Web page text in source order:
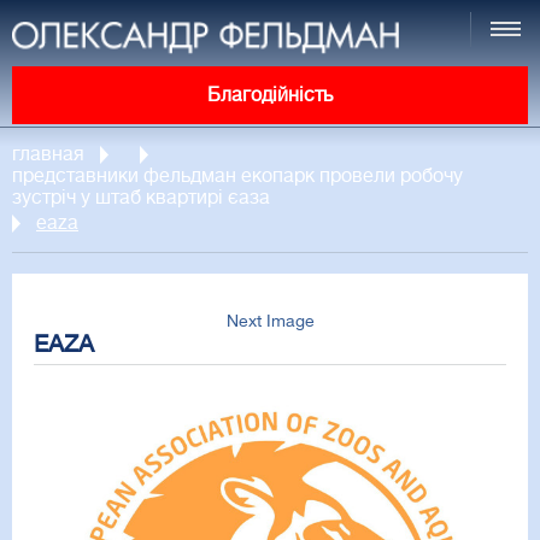
Благодійність
главная
представники фельдман екопарк провели робочу
зустріч у штаб квартирі єаза
eaza
Next Image
EAZA